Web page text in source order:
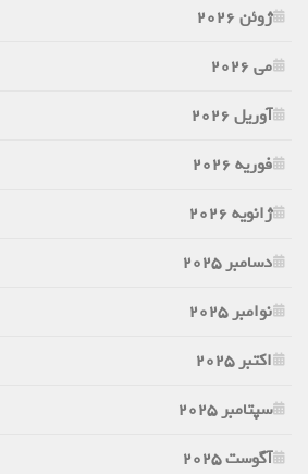
ژوئن 2026
می 2026
آوریل 2026
فوریه 2026
ژانویه 2026
دسامبر 2025
نوامبر 2025
اکتبر 2025
سپتامبر 2025
آگوست 2025